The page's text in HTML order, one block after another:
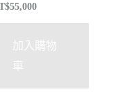
55,000
加入購物
車